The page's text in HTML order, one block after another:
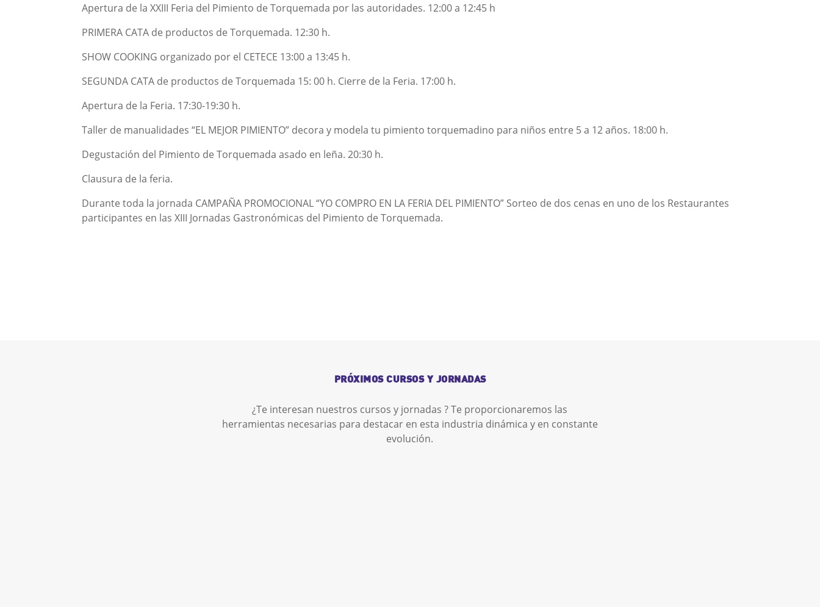
Apertura de la XXIII Feria del Pimiento de Torquemada por las autoridades. 12:00 a 12:45 h
PRIMERA CATA de productos de Torquemada. 12:30 h.
SHOW COOKING organizado por el CETECE 13:00 a 13:45 h.
SEGUNDA CATA de productos de Torquemada 15: 00 h. Cierre de la Feria. 17:00 h.
Apertura de la Feria. 17:30-19:30 h.
Taller de manualidades “EL MEJOR PIMIENTO” decora y modela tu pimiento torquemadino para niños entre 5 a 12 años. 18:00 h.
Degustación del Pimiento de Torquemada asado en leña. 20:30 h.
Clausura de la feria.
Durante toda la jornada CAMPAÑA PROMOCIONAL “YO COMPRO EN LA FERIA DEL PIMIENTO” Sorteo de dos cenas en uno de los Restaurantes
participantes en las XIII Jornadas Gastronómicas del Pimiento de Torquemada.
PRÓXIMOS CURSOS Y JORNADAS
¿Te interesan nuestros cursos y jornadas ? Te proporcionaremos las
herramientas necesarias para destacar en esta industria dinámica y en constante
evolución.